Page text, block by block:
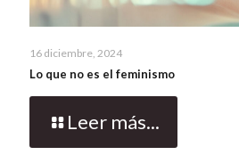
16 diciembre, 2024
Lo que no es el feminismo
Leer más...